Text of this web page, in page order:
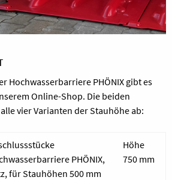
Hochwasserbarriere PHÖNIX gibt es
Online-Shop. Die beiden
vier Varianten der Stauhöhe ab:
PHÖNIX,
für Stauhöhen 500 mm
Höhe
750 mm